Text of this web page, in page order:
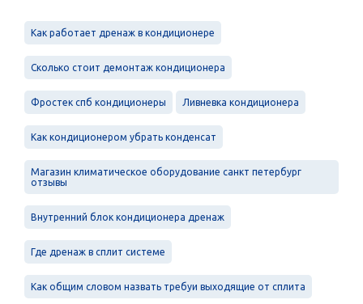
Как работает дренаж в кондиционере
Сколько стоит демонтаж кондиционера
Фростек спб кондиционеры Ливневка кондиционера
Как кондиционером убрать конденсат
Магазин климатическое оборудование санкт петербург
отзывы
Внутренний блок кондиционера дренаж
Где дренаж в сплит системе
Как общим словом назвать требуи выходящие от сплита